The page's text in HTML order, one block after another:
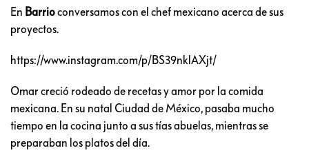
En Barrioconversamos con el chef mexicano acerca de sus
proyectos.
https://www.instagram.com/p/BS39nklAXjt/
Omar creció rodeado de recetas y amor por la comida
mexicana. En su natal Ciudad de México, pasaba mucho
tiempo en la cocina junto a sus tías abuelas, mientras se
preparaban los platos del día.